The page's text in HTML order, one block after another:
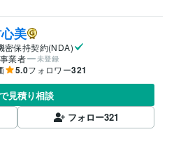
美
密保持契約(NDA)
業者
未登録
5.0フォロワー321
見積り相談
フォロー321